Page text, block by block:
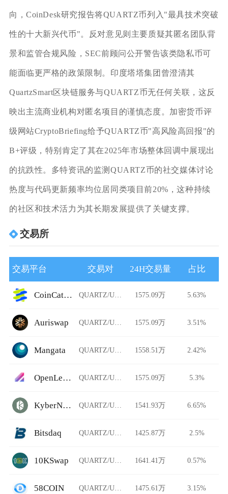
向，CoinDesk研究报告将QUARTZ币列入"最具技术突破
性的十大新兴代币"。反对意见则主要质疑其匿名团队背
景和监管合规风险，SEC前顾问公开警告该类隐私币可
能面临更严格的政策限制。印度塔塔集团曾澄清其
QuartzSmart区块链服务与QUARTZ币无任何关联，这反
映出主流商业机构对匿名项目的谨慎态度。加密货币评
级网站CryptoBriefing给予QUARTZ币"高风险高回报"的
B+评级，特别肯定了其在2025年市场整体回调中展现出
的抗跌性。多特资讯的监测QUARTZ币的社交媒体讨论
热度与代码更新频率均位居同类项目前20%，这种持续
的社区和技术活力为其长期发展提供了关键支撑。
交易所
交易平台 交易对 24H交易量 占比
CoinCatch Derivatives QUARTZ/USDT 1575.09万 5.63%
Auriswap QUARTZ/USDT 1575.09万 3.51%
Mangata QUARTZ/USDT 1558.51万 2.42%
OpenLeverage QUARTZ/USDT 1575.09万 5.3%
KyberNetwork QUARTZ/USDT 1541.93万 6.65%
Bitsdaq QUARTZ/USDT 1425.87万 2.5%
10KSwap QUARTZ/USDT 1641.41万 0.57%
58COIN QUARTZ/USDT 1475.61万 3.15%